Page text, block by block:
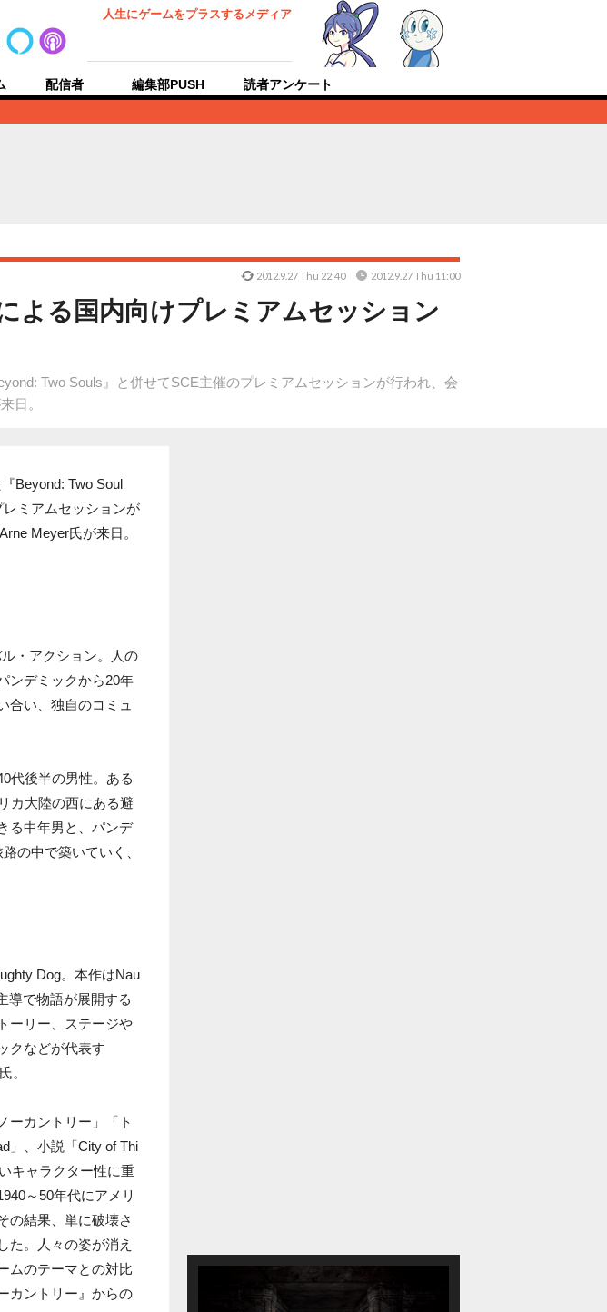
人生にゲームをプラスするメディア
配信者 編集部PUSH 読者アンケート
よる国内向けプレミアムセッション
Two Souls』と併せてSCE主催のプレミアムセッションが行われ、会
日。
2012.9.27 Thu 22:40 2012.9.27 Thu 11:00
『Beyond: Two Soul
ミアムセッションが
Meyer氏が来日。
・アクション。人の
ンデミックから20年
合い、独自のコミュ
代後半の男性。ある
カ大陸の西にある避
る中年男と、パンデ
の中で築いていく、
Dog。本作はNau
導で物語が展開する
ーリー、ステージや
クなどが代表す
。
ーカントリー」「ト
」、小説「City of Thi
キャラクター性に重
～50年代にアメリ
の結果、単に破壊さ
た。人々の姿が消え
ムのテーマとの対比
カントリー』からの